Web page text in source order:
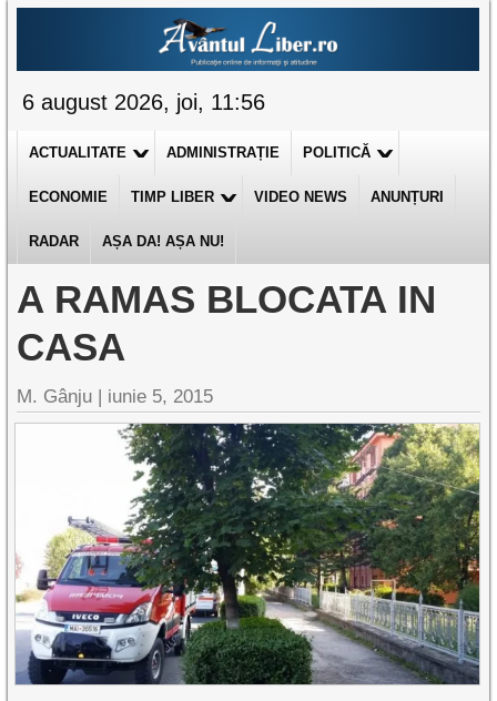
6 august 2026, joi, 11:56
ACTUALITATE ADMINISTRAȚIE POLITICĂ
ECONOMIE TIMP LIBER VIDEO NEWS ANUNȚURI
RADAR AȘA DA! AȘA NU!
A RAMAS BLOCATA IN
CASA
M. Gânju | iunie 5, 2015